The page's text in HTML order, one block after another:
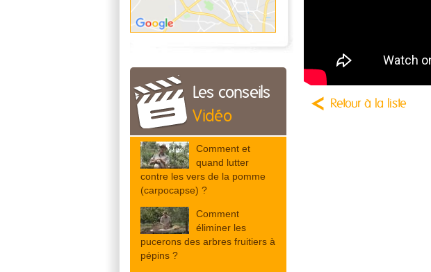
Les conseils
Vidéo
Comment et
quand lutter
contre les vers de la pomme
(carpocapse) ?
Comment
éliminer les
pucerons des arbres fruitiers à
pépins ?
Retour à la liste